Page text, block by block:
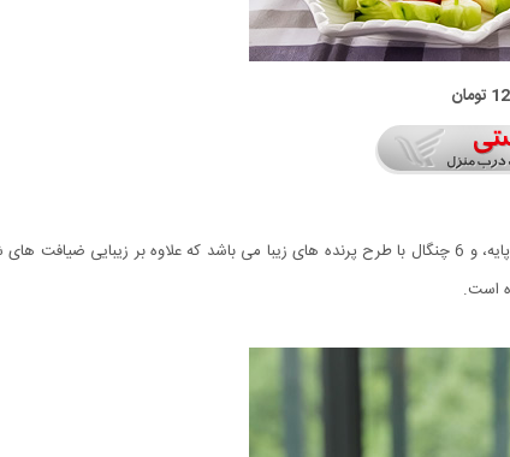
چنگال میوه خوری طرح قفس با طراحی جالب و منحصر به فرد شامل یک قفس پرندگان به عنوان استند و پایه، و 6 چنگال با طرح پرنده های زیبا می باشد که
است.